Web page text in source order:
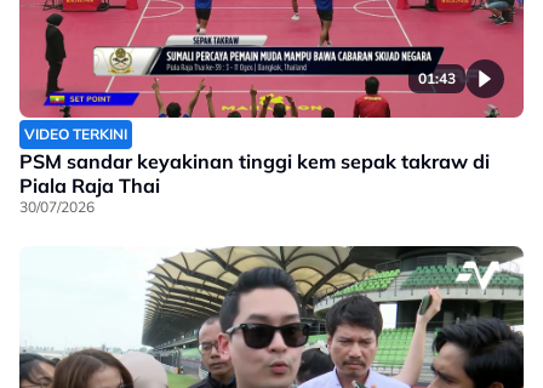
01:43
VIDEO TERKINI
PSM sandar keyakinan tinggi kem sepak takraw di
Piala Raja Thai
30/07/2026